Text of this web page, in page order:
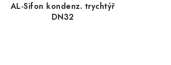
AL-Sifon kondenz. trychtýř
DN32